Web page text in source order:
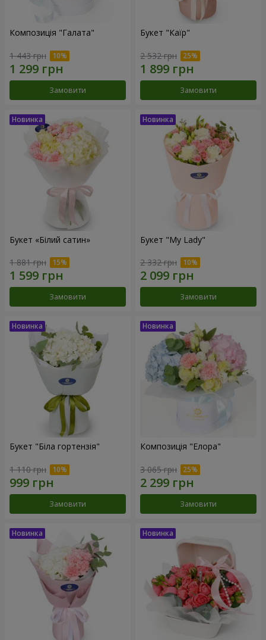
Композиція "Галата"
1 443 грн
Замовити
Букет "Каїр"
2 532 грн
Замовити
Букет «Білий сатин»
1 881 грн
Замовити
Букет "My Lady"
2 332 грн
Замовити
Букет "Біла гортензія"
1 110 грн
Замовити
Композиція "Елора"
3 065 грн
Замовити